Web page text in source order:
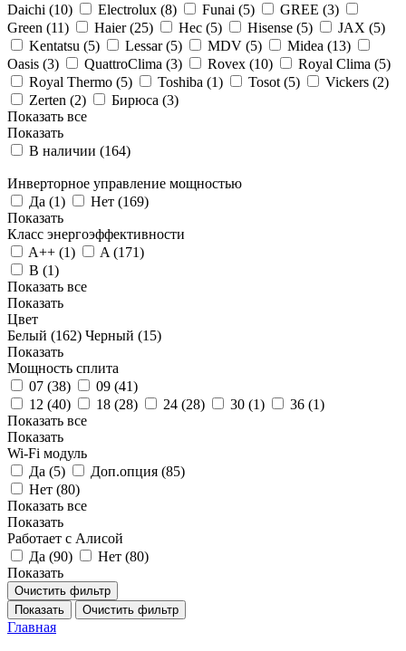
Daichi (10) Electrolux (8) Funai (5) GREE (3)
Green (11) Haier (25) Hec (5) Hisense (5) JAX (5)
Kentatsu (5) Lessar (5) MDV (5) Midea (13)
Oasis (3) QuattroClima (3) Rovex (10) Royal Clima (5)
Royal Thermo (5) Toshiba (1) Tosot (5) Vickers (2)
Zerten (2) Бирюса (3)
Показать все
Показать
В наличии (164)
Инверторное управление мощностью
Да (1) Нет (169)
Показать
Класс энергоэффективности
A++ (1) A (171)
B (1)
Показать все
Показать
Цвет
Белый (162) Черный (15)
Показать
Мощность сплита
07 (38) 09 (41)
12 (40) 18 (28) 24 (28) 30 (1) 36 (1)
Показать все
Показать
Wi-Fi модуль
Да (5) Доп.опция (85)
Нет (80)
Показать все
Показать
Работает с Алисой
Да (90) Нет (80)
Показать
Очистить фильтр
Показать
Очистить фильтр
Главная